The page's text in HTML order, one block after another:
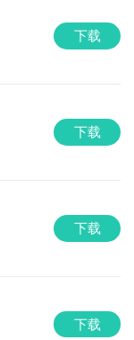
下载
下载
下载
下载